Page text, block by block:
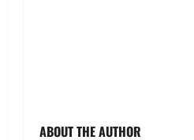
ABOUT THE AUTHOR